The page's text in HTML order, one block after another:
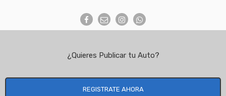
¿Quieres Publicar tu Auto?
REGISTRATE AHORA